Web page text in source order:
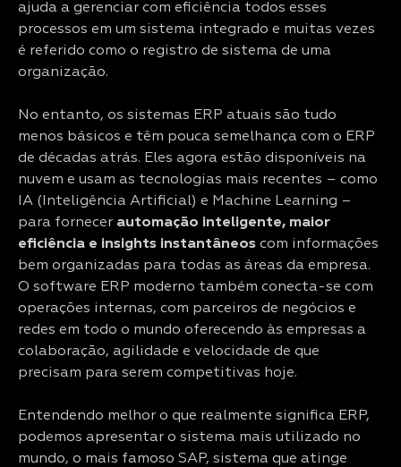
ajuda a gerenciar com eficiência todos esses
processos em um sistema integrado e muitas vezes
é referido como o registro de sistema de uma
organização.
No entanto, os sistemas ERP atuais são tudo
menos básicos e têm pouca semelhança com o ERP
de décadas atrás. Eles agora estão disponíveis na
nuvem e usam as tecnologias mais recentes – como
IA (Inteligência Artificial) e Machine Learning –
para fornecer automação inteligente, maior
eficiência e insights instantâneos com informações
bem organizadas para todas as áreas da empresa.
O software ERP moderno também conecta-se com
operações internas, com parceiros de negócios e
redes em todo o mundo oferecendo às empresas a
colaboração, agilidade e velocidade de que
precisam para serem competitivas hoje.
Entendendo melhor o que realmente significa ERP,
podemos apresentar o sistema mais utilizado no
mundo, o mais famoso SAP, sistema que atinge